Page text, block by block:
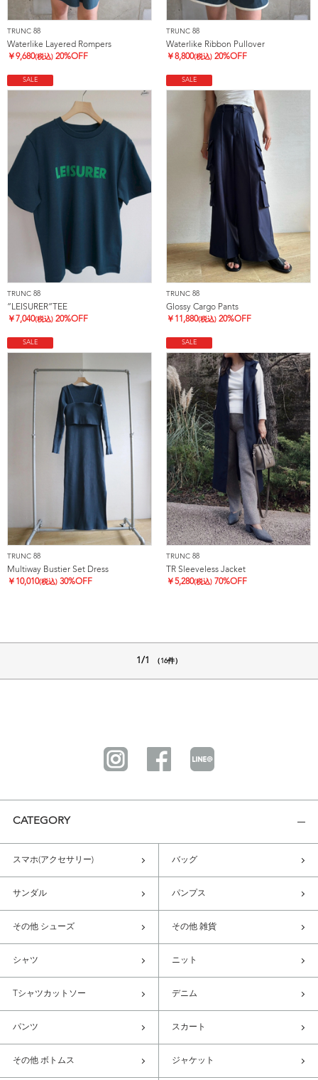
TRUNC 88
Waterlike Layered Rompers
￥9,680(税込) 20%OFF
TRUNC 88
Waterlike Ribbon Pullover
￥8,800(税込) 20%OFF
SALE
TRUNC 88
”LEISURER”TEE
￥ 7,040(税込) 20%OFF
SALE
TRUNC 88
Glossy Cargo Pants
￥ 11,880(税込) 20%OFF
SALE
TRUNC 88
Multiway Bustier Set Dress
￥ 10,010(税込) 30%OFF
SALE
TRUNC 88
TR Sleeveless Jacket
￥5,280(税込) 70%OFF
1/1 （16件）
CATEGORY
スマホ(アクセサリー) バッグ
サンダル パンプス
その他 シューズ その他 雑貨
シャツ ニット
Tシャツカットソー デニム
パンツ スカート
その他 ボトムス ジャケット